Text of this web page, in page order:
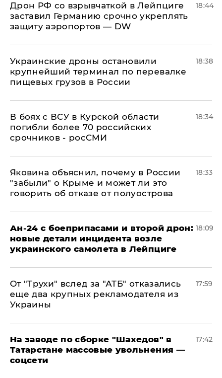
​Дрон РФ со взрывчаткой в Лейпциге
заставил Германию срочно укреплять
защиту аэропортов — DW
18:44
Украинские дроны остановили
крупнейший терминал по перевалке
пищевых грузов в России
18:38
В боях с ВСУ в Курской области
погибли более 70 российских
срочников - росСМИ
18:34
Яковина объяснил, почему в России
"забыли" о Крыме и может ли это
говорить об отказе от полуострова
18:33
Ан-24 с боеприпасами и второй дрон:
новые детали инцидента возле
украинского самолета в Лейпциге
18:09
От "Трухи" вслед за "АТБ" отказались
еще два крупных рекламодателя из
Украины
17:59
На заводе по сборке "Шахедов" в
Татарстане массовые увольнения —
соцсети
17:42